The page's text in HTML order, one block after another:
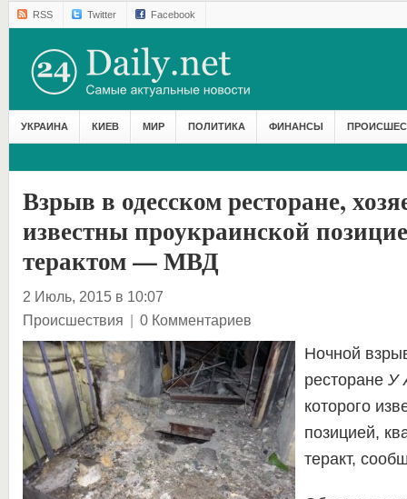
RSS Twitter Facebook
УКРАИНА КИЕВ МИР ПОЛИТИКА ФИНАНСЫ
Взрыв в одесском ресторане,
известны проукраинской
терактом — МВД
2 Июль, 2015 в 10:07
Происшествия | 0 Комментариев
Ночной
ресторане У
которого
позицией,
теракт,